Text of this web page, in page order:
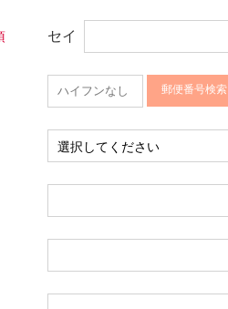
セイ
郵便番号検索